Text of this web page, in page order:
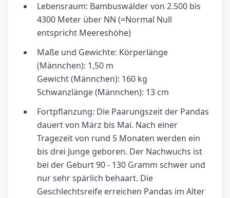
Lebensraum: Bambuswälder von 2.500 bis
4300 Meter über NN (=Normal Null
entspricht Meereshöhe)
Maße und Gewichte: Körperlänge
(Männchen): 1,50 m
Gewicht (Männchen): 160 kg
Schwanzlänge (Männchen): 13 cm
Fortpflanzung: Die Paarungszeit der Pandas
dauert von März bis Mai. Nach einer
Tragezeit von rund 5 Monaten werden ein
bis drei Junge geboren. Der Nachwuchs ist
bei der Geburt 90 - 130 Gramm schwer und
nur sehr spärlich behaart. Die
Geschlechtsreife erreichen Pandas im Alter